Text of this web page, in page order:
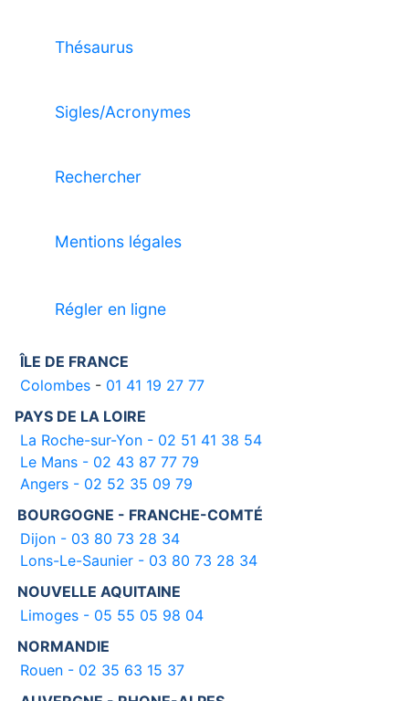
Thésaurus
Sigles/Acronymes
Rechercher
Mentions légales
Régler en ligne
ÎLE DE FRANCE
Colombes - 01 41 19 27 77
PAYS DE LA LOIRE
La Roche-sur-Yon - 02 51 41 38 54
Le Mans - 02 43 87 77 79
Angers - 02 52 35 09 79
BOURGOGNE - FRANCHE-COMTÉ
Dijon - 03 80 73 28 34
Lons-Le-Saunier - 03 80 73 28 34
NOUVELLE AQUITAINE
Limoges - 05 55 05 98 04
NORMANDIE
Rouen - 02 35 63 15 37